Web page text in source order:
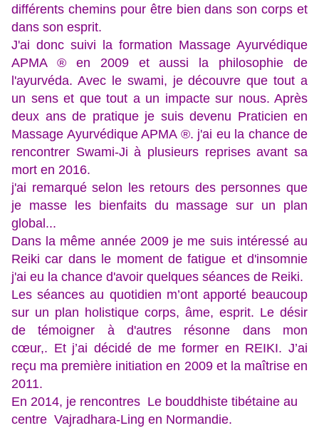
différents chemins pour être bien dans son corps et
dans son esprit.
J'ai donc suivi la formation Massage Ayurvédique
APMA ® en 2009 et aussi la philosophie de
l'ayurvéda. Avec le swami, je découvre que tout a
un sens et que tout a un impacte sur nous. Après
deux ans de pratique je suis devenu Praticien en
Massage Ayurvédique APMA ®. j'ai eu la chance de
rencontrer Swami-Ji à plusieurs reprises avant sa
mort en 2016.
j'ai remarqué selon les retours des personnes que
je masse les bienfaits du massage sur un plan
global...
Dans la même année 2009 je me suis intéressé au
Reiki car dans le moment de fatigue et d'insomnie
j'ai eu la chance d'avoir quelques séances de Reiki.
Les séances au quotidien m’ont apporté beaucoup
sur un plan holistique corps, âme, esprit. Le désir
de témoigner à d'autres résonne dans mon
cœur,. Et j’ai décidé de me former en REIKI. J’ai
reçu ma première initiation en 2009 et la maîtrise en
2011.
En 2014, je rencontres Le bouddhiste tibétaine au
centre Vajradhara-Ling en Normandie.